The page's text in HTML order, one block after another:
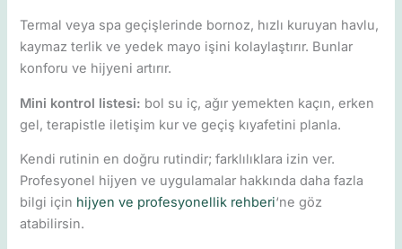
Termal veya spa geçişlerinde bornoz, hızlı kuruyan havlu,
kaymaz terlik ve yedek mayo işini kolaylaştırır. Bunlar
konforu ve hijyeni artırır.
Mini kontrol listesi: bol su iç, ağır yemekten kaçın, erken
gel, terapistle iletişim kur ve geçiş kıyafetini planla.
Kendi rutinin en doğru rutindir; farklılıklara izin ver.
Profesyonel hijyen ve uygulamalar hakkında daha fazla
bilgi için hijyen ve profesyonellik rehberi‘ne göz
atabilirsin.